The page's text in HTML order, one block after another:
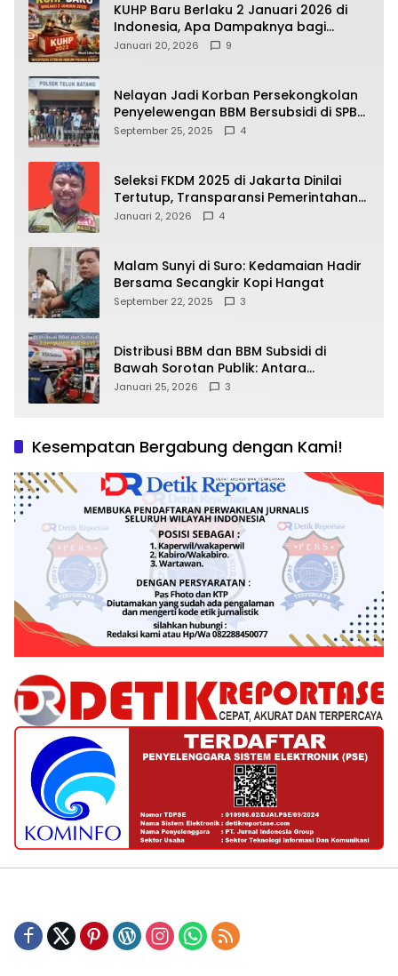
KUHP Baru Berlaku 2 Januari 2026 di
Indonesia, Apa Dampaknya bagi
Kehidupan Warga? Ini Aturan Kunci
Januari 20, 2026 9
Nelayan Jadi Korban Persekongkolan
Penyelewengan BBM Bersubsidi di SPBU
64.78809 Teluk Batang
September 25, 2025 4
Seleksi FKDM 2025 di Jakarta Dinilai
Tertutup, Transparansi Pemerintahan
Pramono–Rano Dipertanyakan
Januari 2, 2026 4
Malam Sunyi di Suro: Kedamaian Hadir
Bersama Secangkir Kopi Hangat
September 22, 2025 3
Distribusi BBM dan BBM Subsidi di
Bawah Sorotan Publik: Antara
Kepentingan Negara, Hak Konsumen,
Januari 25, 2026 3
Kesempatan Bergabung dengan Kami!